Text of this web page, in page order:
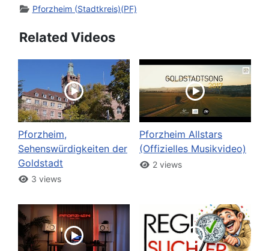
Pforzheim (Stadtkreis)(PF)
Related Videos
Pforzheim,
Sehenswürdigkeiten der
Goldstadt
3 views
Pforzheim Allstars
(Offizielles Musikvideo)
2 views